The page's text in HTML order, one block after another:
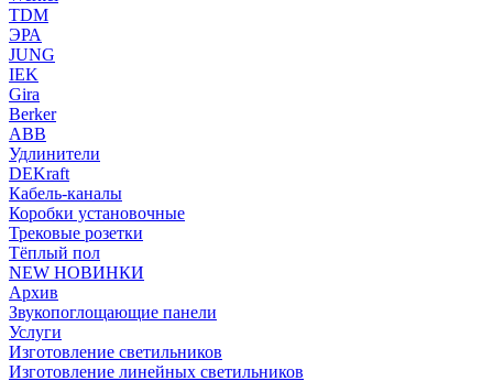
TDM
ЭРА
JUNG
IEK
Gira
Berker
ABB
Удлинители
DEKraft
Кабель-каналы
Коробки установочные
Трековые розетки
Тёплый пол
NEW НОВИНКИ
Архив
Звукопоглощающие панели
Услуги
Изготовление светильников
Изготовление линейных светильников